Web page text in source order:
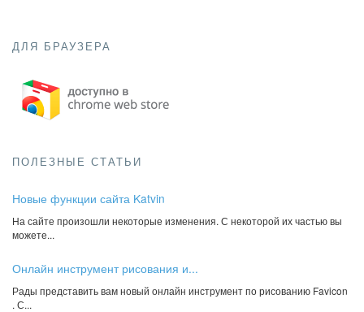
ДЛЯ БРАУЗЕРА
ПОЛЕЗНЫЕ СТАТЬИ
Новые функции сайта Katvin
На сайте произошли некоторые изменения. С некоторой их частью вы
можете...
Онлайн инструмент рисования и...
Рады представить вам новый онлайн инструмент по рисованию Favicon
. С...